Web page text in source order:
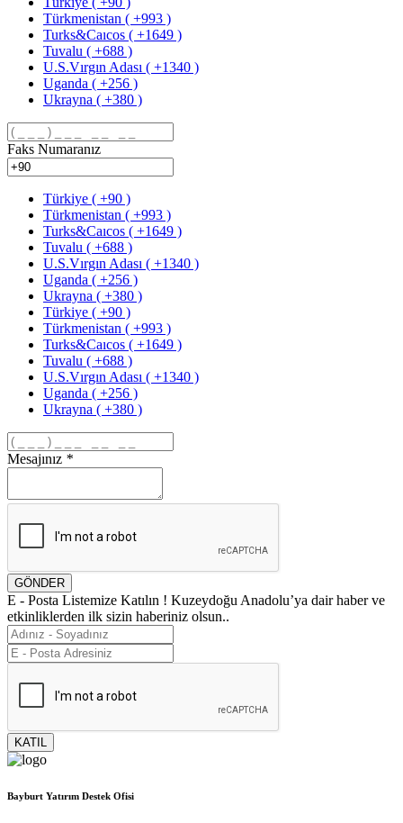
Türkmenistan ( +993 )
Turks&Caıcos ( +1649 )
Tuvalu ( +688 )
U.S.Vırgın Adası ( +1340 )
Uganda ( +256 )
Ukrayna ( +380 )
Faks Numaranız
Türkiye ( +90 )
Türkmenistan ( +993 )
Turks&Caıcos ( +1649 )
Tuvalu ( +688 )
U.S.Vırgın Adası ( +1340 )
Uganda ( +256 )
Ukrayna ( +380 )
Türkiye ( +90 )
Türkmenistan ( +993 )
Turks&Caıcos ( +1649 )
Tuvalu ( +688 )
U.S.Vırgın Adası ( +1340 )
Uganda ( +256 )
Ukrayna ( +380 )
Mesajınız *
GÖNDER
E - Posta Listemize Katılın ! Kuzeydoğu Anadolu’ya dair haber ve
etkinliklerden ilk sizin haberiniz olsun..
KATIL
Bayburt Yatırım Destek Ofisi